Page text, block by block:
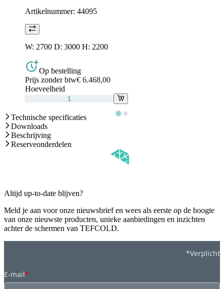
Artikelnummer: 44095
W: 2700 D: 3000 H: 2200
Op bestelling
Prijs zonder btw€ 6.468,00
Hoeveelheid
Technische specificaties
Downloads
Beschrijving
Reserveonderdelen
Altijd up-to-date blijven?
Meld je aan voor onze nieuwsbrief en wees als eerste op de hoogte
van onze nieuwste producten, unieke aanbiedingen en inzichten
achter de schermen van TEFCOLD.
*Verplicht
E-mail*